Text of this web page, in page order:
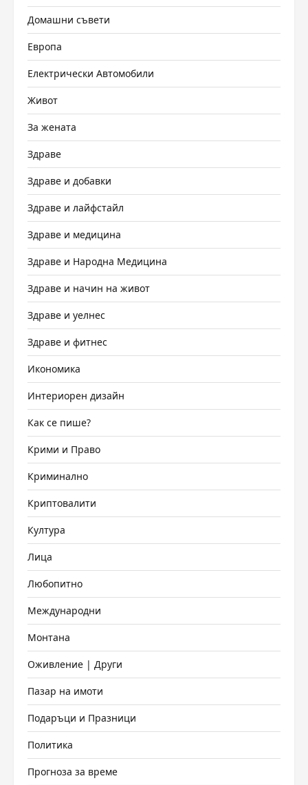
Домашни съвети
Европа
Електрически Автомобили
Живот
За жената
Здраве
Здраве и добавки
Здраве и лайфстайл
Здраве и медицина
Здраве и Народна Медицина
Здраве и начин на живот
Здраве и уелнес
Здраве и фитнес
Икономика
Интериорен дизайн
Как се пише?
Крими и Право
Криминално
Криптовалити
Култура
Лица
Любопитно
Международни
Монтана
Оживление | Други
Пазар на имоти
Подаръци и Празници
Политика
Прогноза за време